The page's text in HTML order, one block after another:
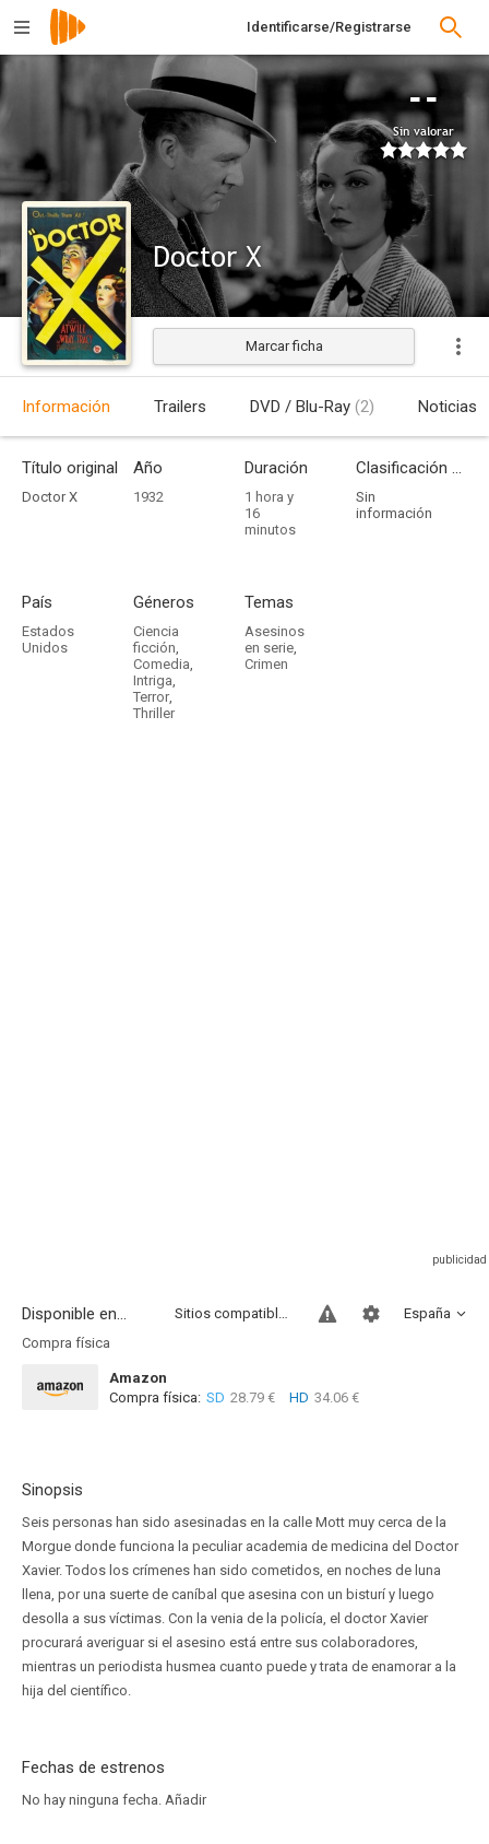
Identificarse/Registrarse
--
Sin valorar
Doctor X
Estrenada
Marcar ficha
Información Trailers DVD / Blu-Ray (2) Noticias
Título original
Doctor X
Año
1932
Duración
1 hora y
16
minutos
Clasificación por edades
Sin
información
País
Estados
Unidos
Géneros
Ciencia
ficción,
Comedia,
Intriga,
Terror,
Thriller
Temas
Asesinos
en serie,
Crimen
Disponible en... España
Sitios compatibles
Compra física
Amazon
Compra física: SD 28.79 € HD 34.06 €
Sinopsis
Seis personas han sido asesinadas en la calle Mott muy cerca de la
Morgue donde funciona la peculiar academia de medicina del Doctor
Xavier. Todos los crímenes han sido cometidos, en noches de luna
llena, por una suerte de caníbal que asesina con un bisturí y luego
desolla a sus víctimas. Con la venia de la policía, el doctor Xavier
procurará averiguar si el asesino está entre sus colaboradores,
mientras un periodista husmea cuanto puede y trata de enamorar a la
hija del científico.
Fechas de estrenos
No hay ninguna fecha. Añadir